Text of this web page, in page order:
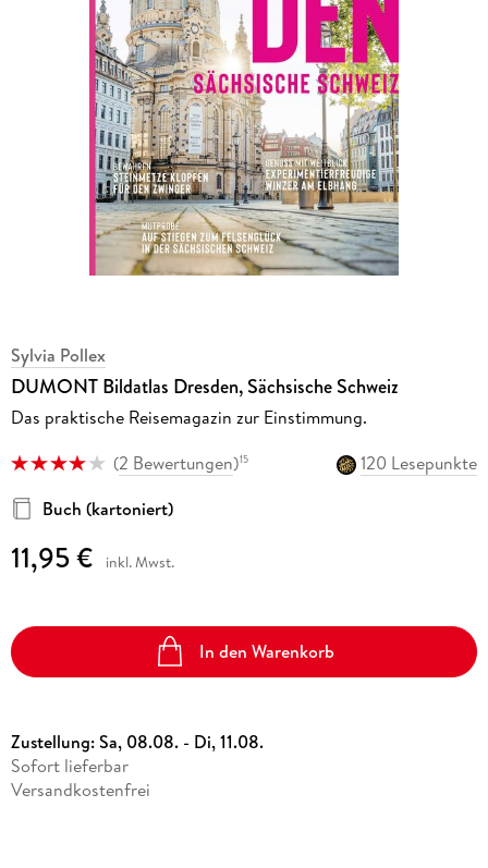
Sylvia Pollex
DUMONT Bildatlas Dresden, Sächsische Schweiz
Das praktische Reisemagazin zur Einstimmung.
(2 Bewertungen)15
120 Lesepunkte
Buch (kartoniert)
11,95 € inkl. Mwst.
In den Warenkorb
Zustellung:Sa, 08.08. - Di, 11.08.
Sofort lieferbar
Versandkostenfrei